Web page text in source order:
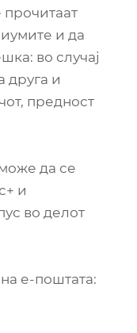
прочитаат
и да
во случај
друга и
предност
да се
и
во делот
е-поштата: